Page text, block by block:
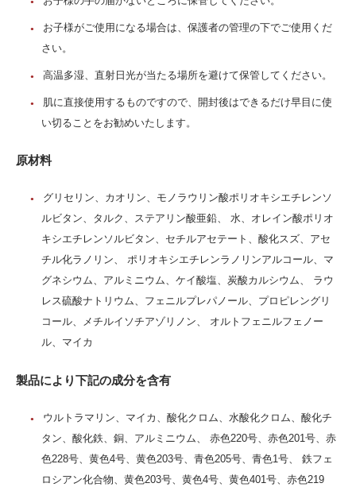
お子様がご使用になる場合は、保護者の管理の下でご使用くだ
さい。
高温多湿、直射日光が当たる場所を避けて保管してください。
肌に直接使用するものですので、開封後はできるだけ早目に使
い切ることをお勧めいたします。
原材料
グリセリン、カオリン、モノラウリン酸ポリオキシエチレンソ
ルビタン、タルク、ステアリン酸亜鉛、 水、オレイン酸ポリオ
キシエチレンソルビタン、セチルアセテート、酸化スズ、アセ
チル化ラノリン、 ポリオキシエチレンラノリンアルコール、マ
グネシウム、アルミニウム、ケイ酸塩、炭酸カルシウム、 ラウ
レス硫酸ナトリウム、フェニルプレパノール、プロピレングリ
コール、メチルイソチアゾリノン、 オルトフェニルフェノー
ル、マイカ
製品により下記の成分を含有
ウルトラマリン、マイカ、酸化クロム、水酸化クロム、酸化チ
タン、酸化鉄、銅、アルミニウム、 赤色220号、赤色201号、赤
色228号、黄色4号、黄色203号、青色205号、青色1号、 鉄フェ
ロシアン化合物、黄色203号、黄色4号、黄色401号、赤色219